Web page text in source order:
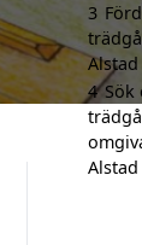
3
Alstad
4 Sök
Alstad